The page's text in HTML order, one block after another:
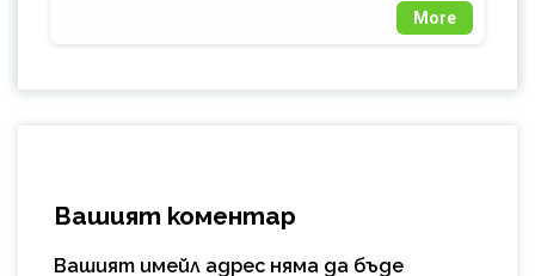
More
Вашият коментар
Вашият имейл адрес няма да бъде